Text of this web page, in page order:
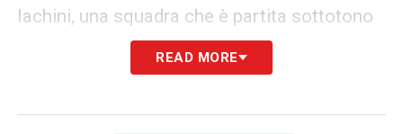
Iachini, una squadra che è partita sottotono
quest’anno, ma che, esonerato Bucchi,
potrebbe ritrovare compattezza grazie
READ MORE